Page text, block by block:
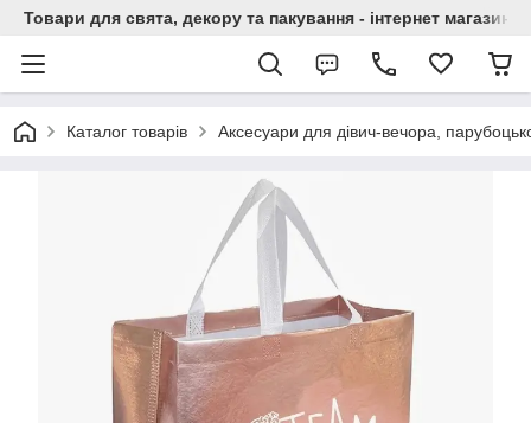
Товари для свята, декору та пакування - інтернет магазин
Каталог товарів Аксесуари для дівич-вечора,